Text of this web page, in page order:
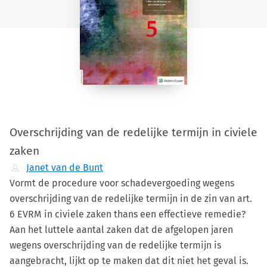
Overschrijding van de redelijke termijn in civiele
zaken
Janet van de Bunt
Vormt de procedure voor schadevergoeding wegens
overschrijding van de redelijke termijn in de zin van art.
6 EVRM in civiele zaken thans een effectieve remedie?
Aan het luttele aantal zaken dat de afgelopen jaren
wegens overschrijding van de redelijke termijn is
aangebracht, lijkt op te maken dat dit niet het geval is.